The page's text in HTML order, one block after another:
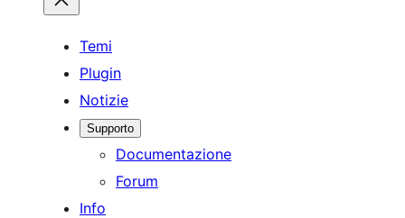
Temi
Plugin
Notizie
Supporto
Documentazione
Forum
Info